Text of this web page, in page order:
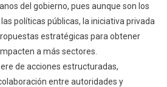
del gobierno, pues aunque son los
políticas públicas, la iniciativa privada
estratégicas para obtener
a más sectores.
de acciones estructuradas,
entre autoridades y